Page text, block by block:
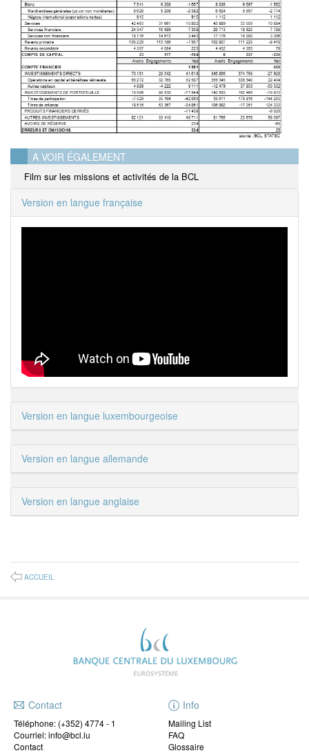
A VOIR ÉGALEMENT
Film sur les missions et activités de la BCL
Version en langue française
Version en langue luxembourgeoise
Version en langue allemande
Version en langue anglaise
ACCUEIL
Contact
Téléphone: (+352) 4774 - 1
Courriel: info@bcl.lu
Contact
Info
Mailing List
FAQ
Glossaire